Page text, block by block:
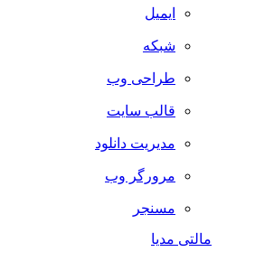
ایمیل
شبکه
طراحی وب
قالب سایت
مدیریت دانلود
مرورگر وب
مسنجر
مالتی مدیا